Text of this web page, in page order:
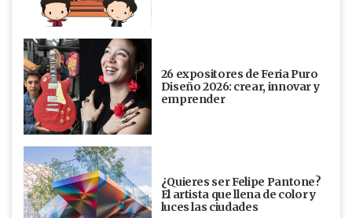
26 expositores de Feria Puro
Diseño 2026: crear, innovar y
emprender
¿Quieres ser Felipe Pantone?
El artista que llena de color y
luces las ciudades